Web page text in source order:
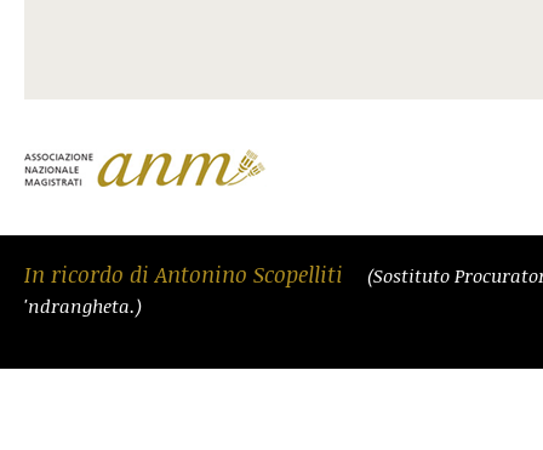
In ricordo di Antonino Scopelliti
(Sostituto
'ndrangheta.)